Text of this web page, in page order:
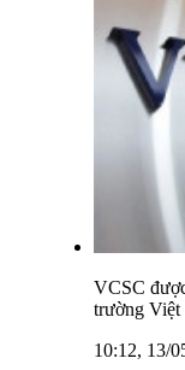
VCSC
trường Việt
10:12, 13/